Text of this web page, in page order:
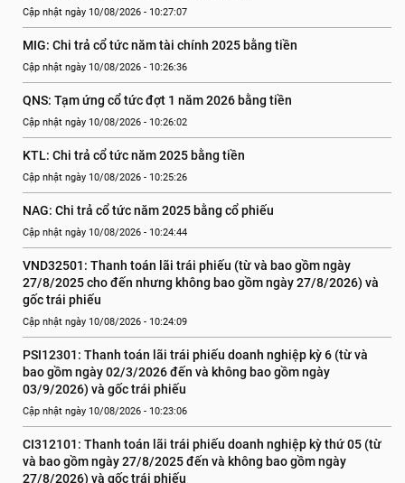
Cập nhật ngày 10/08/2026 - 10:27:07
MIG: Chi trả cổ tức năm tài chính 2025 bằng tiền
Cập nhật ngày 10/08/2026 - 10:26:36
QNS: Tạm ứng cổ tức đợt 1 năm 2026 bằng tiền
Cập nhật ngày 10/08/2026 - 10:26:02
KTL: Chi trả cổ tức năm 2025 bằng tiền
Cập nhật ngày 10/08/2026 - 10:25:26
NAG: Chi trả cổ tức năm 2025 bằng cổ phiếu
Cập nhật ngày 10/08/2026 - 10:24:44
VND32501: Thanh toán lãi trái phiếu (từ và bao gồm ngày
27/8/2025 cho đến nhưng không bao gồm ngày 27/8/2026) và
gốc trái phiếu
Cập nhật ngày 10/08/2026 - 10:24:09
PSI12301: Thanh toán lãi trái phiếu doanh nghiệp kỳ 6 (từ và
bao gồm ngày 02/3/2026 đến và không bao gồm ngày
03/9/2026) và gốc trái phiếu
Cập nhật ngày 10/08/2026 - 10:23:06
CI312101: Thanh toán lãi trái phiếu doanh nghiệp kỳ thứ 05 (từ
và bao gồm ngày 27/8/2025 đến và không bao gồm ngày
27/8/2026) và gốc trái phiếu